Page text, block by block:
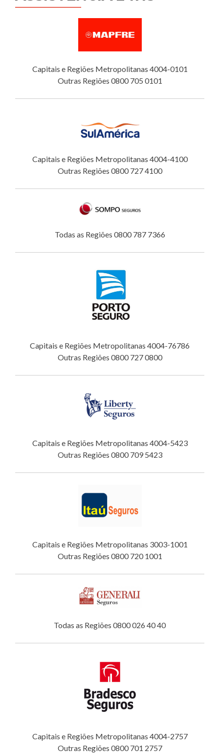
Capitais e Regiões Metropolitanas 4004-0101
Outras Regiões 0800 705 0101
Capitais e Regiões Metropolitanas 4004-4100
Outras Regiões 0800 727 4100
Todas as Regiões 0800 787 7366
Capitais e Regiões Metropolitanas 4004-76786
Outras Regiões 0800 727 0800
Capitais e Regiões Metropolitanas 4004-5423
Outras Regiões 0800 709 5423
Capitais e Regiões Metropolitanas 3003-1001
Outras Regiões 0800 720 1001
Todas as Regiões 0800 026 40 40
Capitais e Regiões Metropolitanas 4004-2757
Outras Regiões 0800 701 2757